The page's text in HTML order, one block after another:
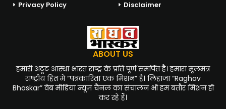
Privacy Policy
Disclaimer
ABOUT US
हमारी अटूट आस्था भारत राष्ट्र के प्रति पूर्ण समर्पित है। हमारा मूलमंत्र
राष्ट्रीय हित में “पत्रकारिता एक मिशन” है। लिहाजा “Raghav
Bhaskar” वेब मीडिया न्यूज़ चैनल का संचालन भी हम बतौर मिशन ही
कर रहे हैं।